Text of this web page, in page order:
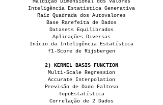
Maldição Dimensional dos Valores
Inteligência Estatística Generativa
Raiz Quadrada dos Autovalores
Base Rarefeita de Dados
Datasets Equilibrados
Aplicações Diversas
Início da Inteligência Estatística
f1-Score de Rijsbergen
2) KERNEL BASIS FUNCTION
Multi-Scale Regression
Accurate Interpolation
Previsão de Dado Faltoso
TopoEstatística
Correlação de 2 Dados